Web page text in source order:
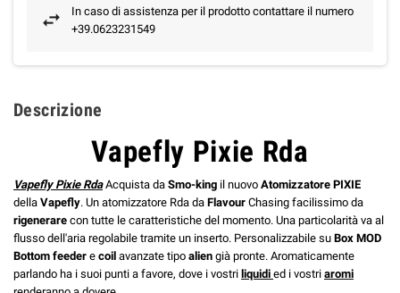
In caso di assistenza per il prodotto contattare il numero
+39.0623231549
Descrizione
Vapefly Pixie Rda
Vapefly Pixie RdaAcquista da Smo-king il nuovo Atomizzatore PIXIE
della Vapefly. Un atomizzatore Rda da Flavour Chasing facilissimo da
rigenerare con tutte le caratteristiche del momento. Una particolarità va al
flusso dell'aria regolabile tramite un inserto. Personalizzabile su Box MOD
Bottom feeder e coil avanzate tipo alien già pronte. Aromaticamente
parlando ha i suoi punti a favore, dove i vostri liquidi ed i vostri aromi